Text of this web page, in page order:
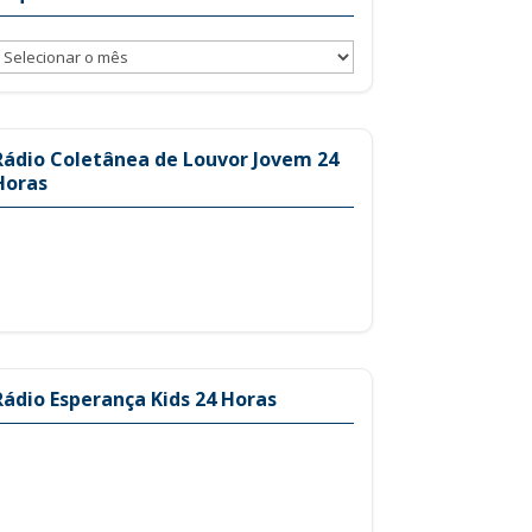
Coletânea de Louvor Jovem 24
Esperança Kids 24 Horas